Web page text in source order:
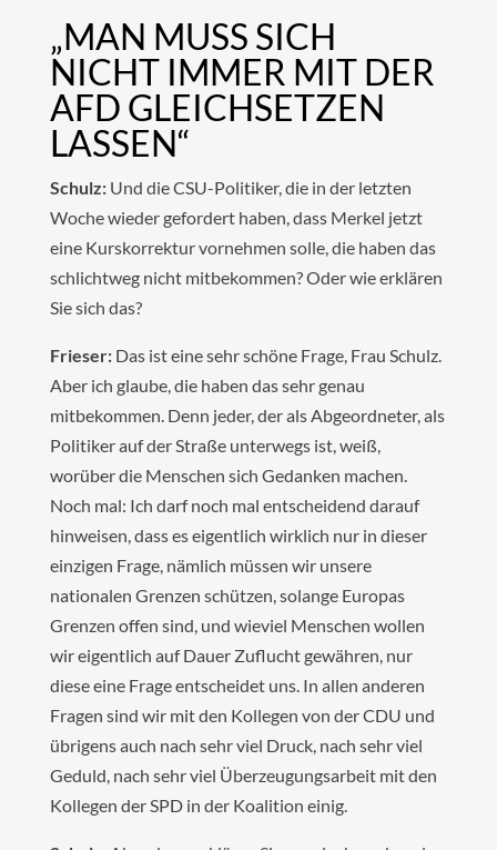
„MAN MUSS SICH
NICHT IMMER MIT DER
AFD GLEICHSETZEN
LASSEN“
Schulz:Und die CSU-Politiker, die in der letzten
Woche wieder gefordert haben, dass Merkel jetzt
eine Kurskorrektur vornehmen solle, die haben das
schlichtweg nicht mitbekommen? Oder wie erklären
Sie sich das?
Frieser:Das ist eine sehr schöne Frage, Frau Schulz.
Aber ich glaube, die haben das sehr genau
mitbekommen. Denn jeder, der als Abgeordneter, als
Politiker auf der Straße unterwegs ist, weiß,
worüber die Menschen sich Gedanken machen.
Noch mal: Ich darf noch mal entscheidend darauf
hinweisen, dass es eigentlich wirklich nur in dieser
einzigen Frage, nämlich müssen wir unsere
nationalen Grenzen schützen, solange Europas
Grenzen offen sind, und wieviel Menschen wollen
wir eigentlich auf Dauer Zuflucht gewähren, nur
diese eine Frage entscheidet uns. In allen anderen
Fragen sind wir mit den Kollegen von der CDU und
übrigens auch nach sehr viel Druck, nach sehr viel
Geduld, nach sehr viel Überzeugungsarbeit mit den
Kollegen der SPD in der Koalition einig.